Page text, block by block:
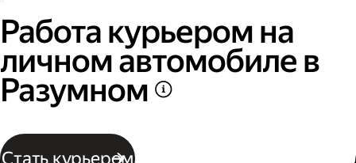
Работа курьером на
личном автомобиле в
Разумном
Стать курьером